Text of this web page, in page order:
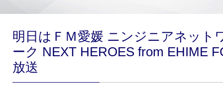
試合日程・結果 アクセス
クラブ・会社情報 レディース
明日はＦＭ愛媛 ニンジニアネット
ーク NEXT HEROES from EHIME
放送